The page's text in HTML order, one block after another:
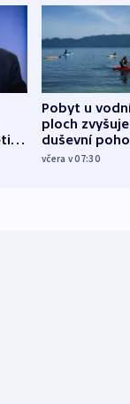
Pobyt u
ploch zvyšuje
duševní
ukázala
včera v 07:30